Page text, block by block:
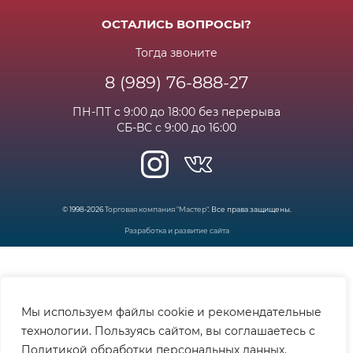
Мы используем файлы cookie и рекомендательные
технологии. Пользуясь сайтом, вы соглашаетесь с
Политикой обработки персональных данных.
Возрат и гарантия
Часто задаваемые вопросы
ОСТАЛИСЬ ВОПРОСЫ?
Тогда звоните
8 (989) 76-888-27
ПН-ПТ с 9:00 до 18:00 без перерыва
СБ-ВС с 9:00 до 16:00
© 1998-2026Торговая компания "Мастер". Все права защищены.
Разработка и развитие сайта